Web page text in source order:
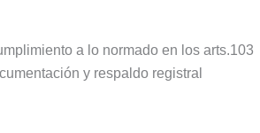
a lo normado en los arts.103
y respaldo registral